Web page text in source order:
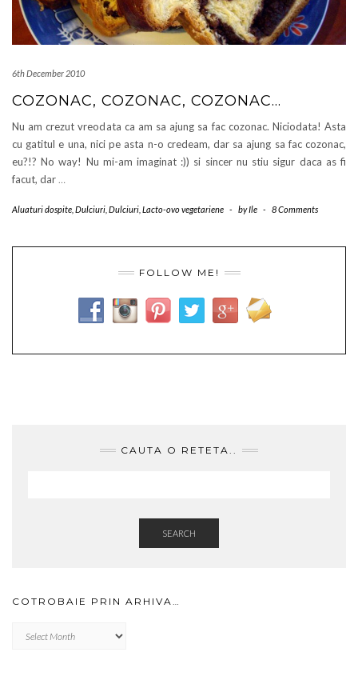
6th December 2010
COZONAC, COZONAC, COZONAC…
Nu am crezut vreodata ca am sa ajung sa fac cozonac. Niciodata! Asta
cu gatitul e una, nici pe asta n-o credeam, dar sa ajung sa fac cozonac,
eu?!? No way! Nu mi-am imaginat :)) si sincer nu stiu sigur daca as fi
facut, dar …
Aluaturi dospite Dulciuri Dulciuri Lacto-ovo vegetariene - byIle - 8 Comments
FOLLOW ME!
CAUTA O RETETA..
SEARCH
COTROBAIE PRIN ARHIVA…
prin